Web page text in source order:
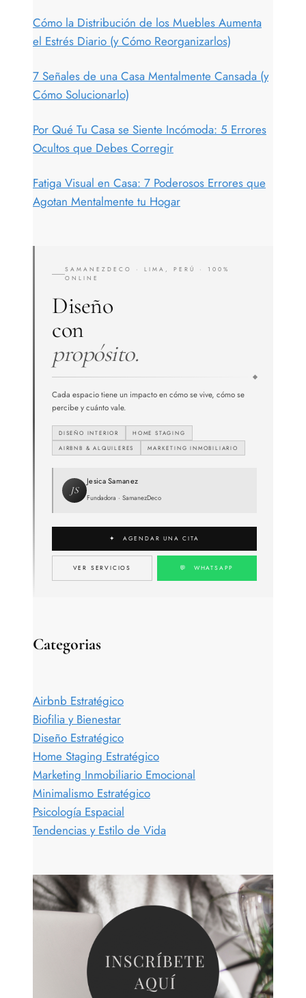
Cómo la Distribución de los Muebles Aumenta
el Estrés Diario (y Cómo Reorganizarlos)
7 Señales de una Casa Mentalmente Cansada (y
Cómo Solucionarlo)
Por Qué Tu Casa se Siente Incómoda: 5 Errores
Ocultos que Debes Corregir
Fatiga Visual en Casa: 7 Poderosos Errores que
Agotan Mentalmente tu Hogar
SAMANEZDECO · LIMA, PERÚ · 100%
ONLINE
Diseño
con
propósito.
Cada espacio tiene un impacto en cómo se vive, cómo se
percibe y cuánto vale.
DISEÑO INTERIOR
HOME STAGING
AIRBNB & ALQUILERES
MARKETING INMOBILIARIO
JS
Jesica Samanez
Fundadora · SamanezDeco
✦ AGENDAR UNA CITA
VER SERVICIOS 💬 WHATSAPP
Categorias
Airbnb Estratégico
Biofilia y Bienestar
Diseño Estratégico
Home Staging Estratégico
Marketing Inmobiliario Emocional
Minimalismo Estratégico
Psicología Espacial
Tendencias y Estilo de Vida